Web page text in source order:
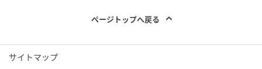
ページトップへ戻る
サイトマップ